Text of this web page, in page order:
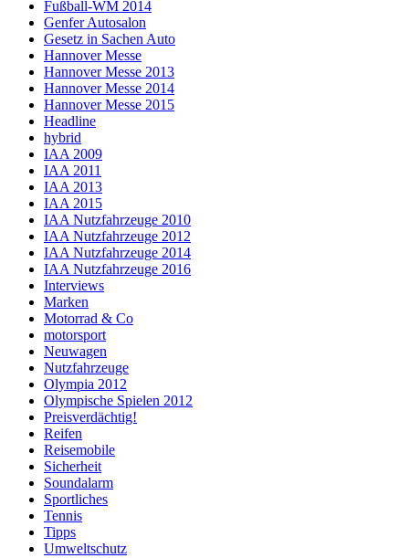
Fußball-WM 2014
Genfer Autosalon
Gesetz in Sachen Auto
Hannover Messe
Hannover Messe 2013
Hannover Messe 2014
Hannover Messe 2015
Headline
hybrid
IAA 2009
IAA 2011
IAA 2013
IAA 2015
IAA Nutzfahrzeuge 2010
IAA Nutzfahrzeuge 2012
IAA Nutzfahrzeuge 2014
IAA Nutzfahrzeuge 2016
Interviews
Marken
Motorrad & Co
motorsport
Neuwagen
Nutzfahrzeuge
Olympia 2012
Olympische Spielen 2012
Preisverdächtig!
Reifen
Reisemobile
Sicherheit
Soundalarm
Sportliches
Tennis
Tipps
Umweltschutz